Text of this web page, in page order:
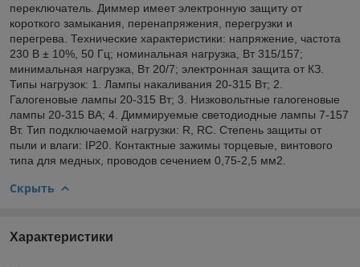
переключатель. Диммер имеет электронную защиту от
короткого замыкания, перенапряжения, перегрузки и
перегрева. Технические характеристики: напряжение, частота
230 B ± 10%, 50 Гц; номинальная нагрузка, Вт 315/157;
минимальная нагрузка, Вт 20/7; электронная защита от КЗ.
Типы нагрузок: 1. Лампы накаливания 20-315 Вт; 2.
Галогеновые лампы 20-315 Вт; 3. Низковольтные галогеновые
лампы 20-315 ВА; 4. Диммируемые светодиодные лампы 7-157
Вт. Тип подключаемой нагрузки: R, RC. Степень защиты от
пыли и влаги: IP20. Контактные зажимы торцевые, винтового
типа для медных, проводов сечением 0,75-2,5 мм2.
Скрыть
Характеристики